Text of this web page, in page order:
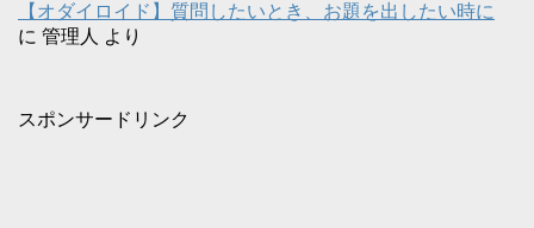
【オダイロイド】質問したいとき、お題を出したい時に
に 管理人 より
スポンサードリンク